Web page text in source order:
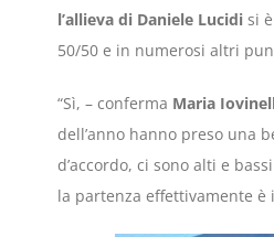
l’allieva di Daniele Lucidisi
50/50 e in numerosi altri
“Sì, – conferma Maria
dell’anno hanno preso una
d’accordo, ci sono alti e
la partenza effettivamente è